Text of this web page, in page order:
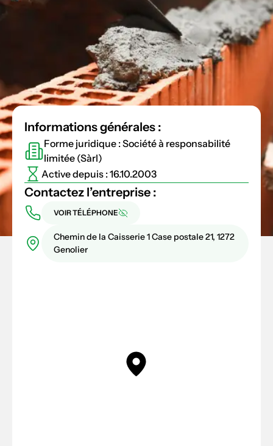
Informations générales :
Forme juridique : Société à responsabilité
limitée (Sàrl)
Active depuis : 16.10.2003
Contactez l’entreprise :
VOIR TÉLÉPHONE
Chemin de la Caisserie 1 Case postale 21, 1272
Genolier